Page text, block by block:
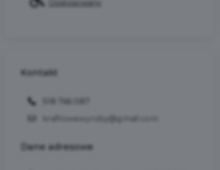
Dostosowany
Kontakt
kraftowewyroby@gmail.com
Dane adresowe